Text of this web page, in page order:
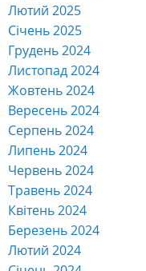
Лютий 2025
Січень 2025
Грудень 2024
Листопад 2024
Жовтень 2024
Вересень 2024
Серпень 2024
Липень 2024
Червень 2024
Травень 2024
Квітень 2024
Березень 2024
Лютий 2024